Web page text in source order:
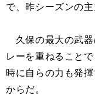
で、昨シーズンの
久保の最大の武器
レーを重ねること
時に自らの力も発
からだ。